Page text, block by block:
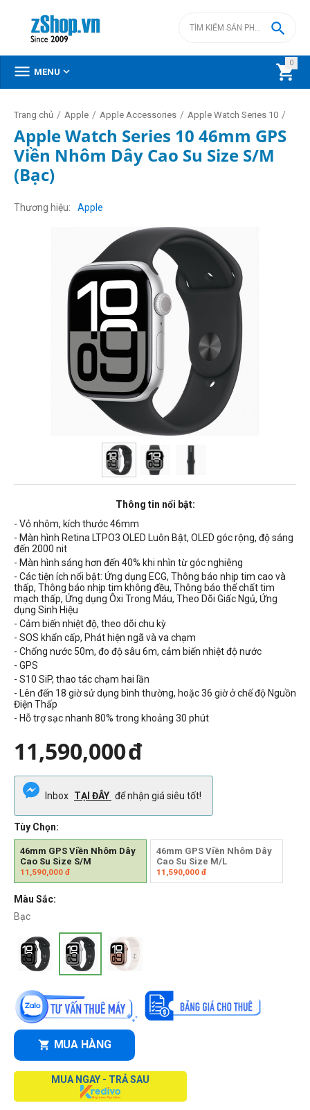
0


 MENU 
Trang chủ / Apple / Apple Accessories / Apple Watch Series 10 /
Apple Watch Series 10 46mm GPS
Viền Nhôm Dây Cao Su Size S/M
(Bạc)
Thương hiệu Apple
Thông tin nổi bật:
- Vỏ nhôm, kích thước 46mm
- Màn hình Retina LTPO3 OLED Luôn Bật, OLED góc rộng, độ sáng
đến 2000 nit
- Màn hình sáng hơn đến 40% khi nhìn từ góc nghiêng
- Các tiện ích nổi bật: Ứng dụng ECG, Thông báo nhịp tim cao và
thấp, Thông báo nhịp tim không đều, Thông báo thể chất tim
mạch thấp, Ứng dụng Ôxi Trong Máu, Theo Dõi Giấc Ngủ, Ứng
dụng Sinh Hiệu
- Cảm biến nhiệt độ, theo dõi chu kỳ
- SOS khẩn cấp, Phát hiện ngã và va chạm
- Chống nước 50m, đo độ sâu 6m, cảm biến nhiệt độ nước
- GPS
- S10 SiP, thao tác chạm hai lần
- Lên đến 18 giờ sử dụng bình thường, hoặc 36 giờ ở chế độ Nguồn
Điện Thấp
- Hỗ trợ sạc nhanh 80% trong khoảng 30 phút
11,590,000đ
Inbox TẠI ĐÂY để nhận giá siêu tốt!
Tùy Chọn:
46mm GPS Viền Nhôm Dây
Cao Su Size S/M
11,590,000 đ
46mm GPS Viền Nhôm Dây
Cao Su Size M/L
11,590,000đ
Màu Sắc:
Bạc
MUA HÀNG
MUA NGAY - TRẢ SAU